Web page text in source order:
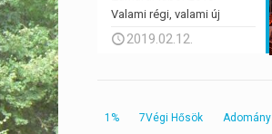
Valami régi, valami új
2019.02.12.
1% 7Végi Hősök Adomány